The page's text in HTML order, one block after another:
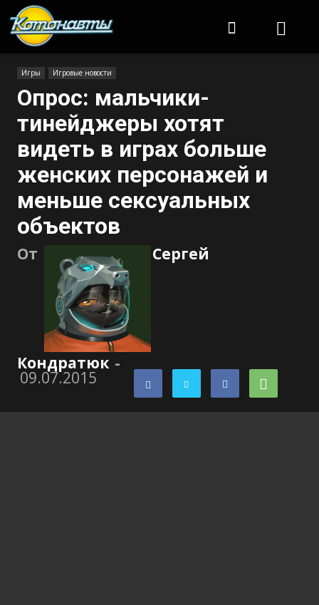
Игры Игровые новости
Опрос: мальчики-
тинейджеры хотят
видеть в играх больше
женских персонажей и
меньше сексуальных
объектов
От Сергей
Кондратюк -
09.07.2015